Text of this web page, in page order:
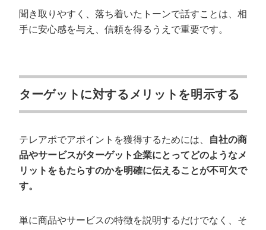
聞き取りやすく、落ち着いたトーンで話すことは、相
手に安心感を与え、信頼を得るうえで重要です。
ターゲットに対するメリットを明示する
テレアポでアポイントを獲得するためには、
自社の商
品やサービスがターゲット企業にとってどのようなメ
リットをもたらすのかを明確に伝えることが不可欠で
す。
単に商品やサービスの特徴を説明するだけでなく、そ